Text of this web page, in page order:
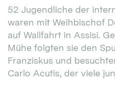
52 Jugendliche der
waren mit Weihbischof
auf Wallfahrt in Assisi.
Mühe folgten sie den
Franziskus und
Carlo Acutis, der viele